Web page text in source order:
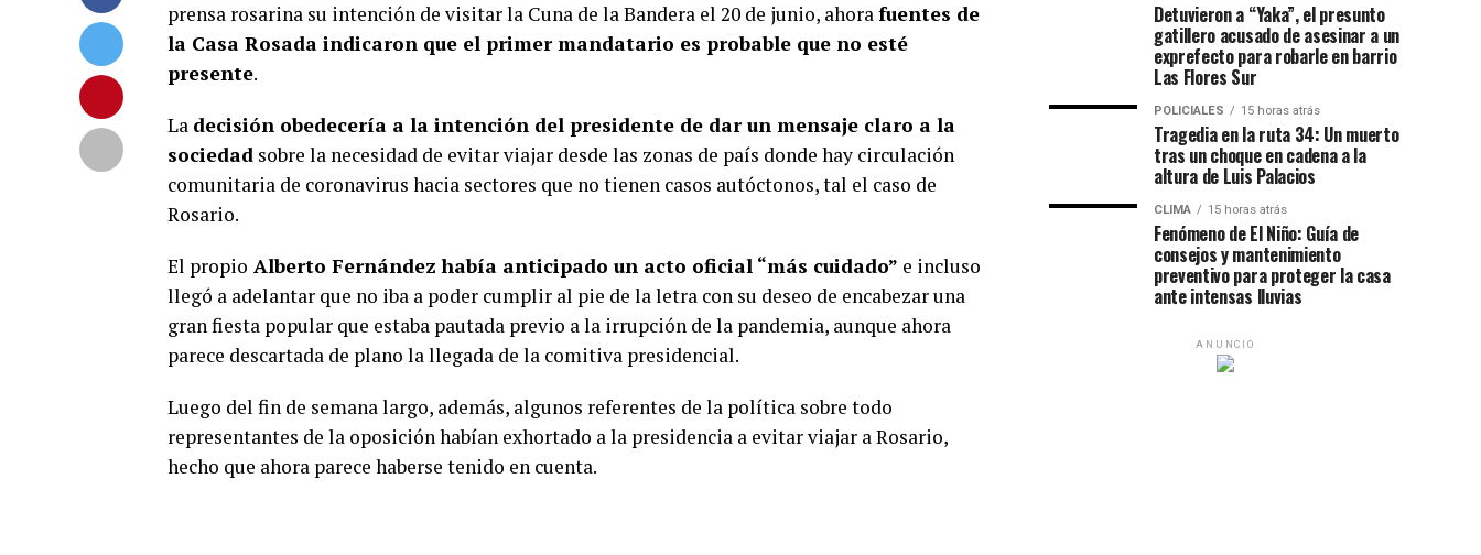
prensa rosarina su intención de visitar la Cuna de la Bandera el 20 de junio, ahorafuentes de
la Casa Rosada indicaron que el primer mandatario es probable que no esté
presente.
La decisión obedecería a la intención del presidente de dar un mensaje claro a la
sociedad sobre la necesidad de evitar viajar desde las zonas de país donde hay circulación
comunitaria de coronavirus hacia sectores que no tienen casos autóctonos, tal el caso de
Rosario.
El propio Alberto Fernández había anticipado un acto oficial “más cuidado” e incluso
llegó a adelantar que no iba a poder cumplir al pie de la letra con su deseo de encabezar una
gran fiesta popular que estaba pautada previo a la irrupción de la pandemia, aunque ahora
parece descartada de plano la llegada de la comitiva presidencial.
Luego del fin de semana largo, además, algunos referentes de la política sobre todo
representantes de la oposición habían exhortado a la presidencia a evitar viajar a Rosario,
hecho que ahora parece haberse tenido en cuenta.
Detuvieron a “Yaka”, el presunto
gatillero acusado de asesinar a un
exprefecto para robarle en barrio
Las Flores Sur
POLICIALES 15 horas atrás
Tragedia en la ruta 34: Un muerto
tras un choque en cadena a la
altura de Luis Palacios
CLIMA 15 horas atrás
Fenómeno de El Niño: Guía de
consejos y mantenimiento
preventivo para proteger la casa
ante intensas lluvias
ANUNCIO